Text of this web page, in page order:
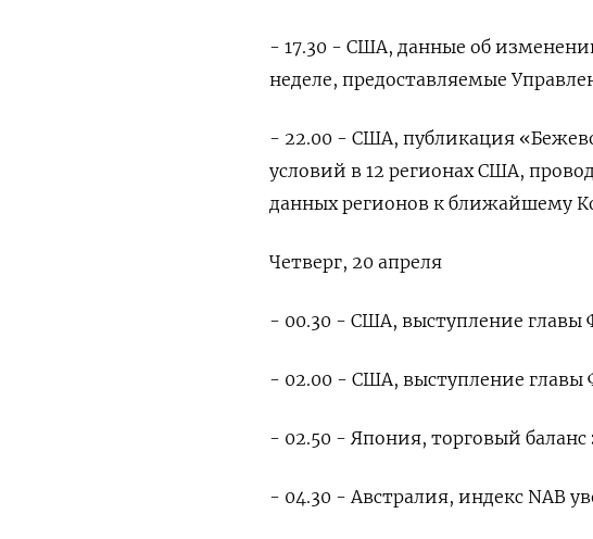
- 17.30 - США, данные об
неделе, предоставляемые
- 22.00 - США, публикация
условий в 12 регионах США,
данных регионов к ближайшему
Четверг, 20 апреля
- 00.30 - США, выступление главы
- 02.00 - США, выступление
- 02.50 - Япония, торговый баланс
- 04.30 - Австралия, индекс NAB